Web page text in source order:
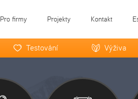
Pro firmy Projekty Kontakt
Testování Výživa